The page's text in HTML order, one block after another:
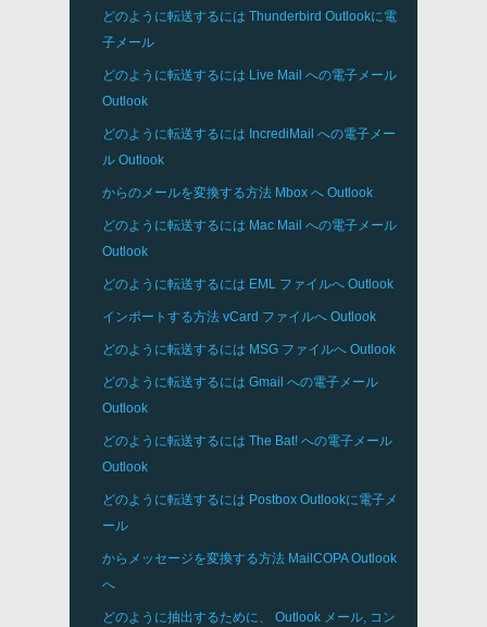
どのように転送するには Thunderbird Outlookに電
子メール
どのように転送するには Live Mail への電子メール
Outlook
どのように転送するには IncrediMail への電子メー
ル Outlook
からのメールを変換する方法 Mbox へ Outlook
どのように転送するには Mac Mail への電子メール
Outlook
どのように転送するには EML ファイルへ Outlook
インポートする方法 vCard ファイルへ Outlook
どのように転送するには MSG ファイルへ Outlook
どのように転送するには Gmail への電子メール
Outlook
どのように転送するには The Bat! への電子メール
Outlook
どのように転送するには Postbox Outlookに電子メ
ール
からメッセージを変換する方法 MailCOPAOutlook
へ
どのように抽出するために、 Outlook メール, コン